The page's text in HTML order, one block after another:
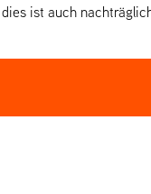
ist auch